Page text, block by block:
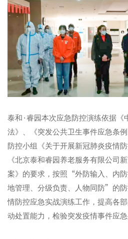
泰和 · 睿园本次应急防控演练依据《
法》、《突发公共卫生事件应急条
防控小组《关于开展新冠肺炎疫情
《北京泰和睿园养老服务有限公司
案》的要求，按照 “外防输入、内
地管理、分级负责、人物同防” 的
情防控应急实战演练工作，提高各
动处置能力，检验突发疫情事件应急